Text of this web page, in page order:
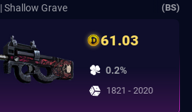
| Shallow Grave (BS)
61.03
0.2%
1821 - 2020